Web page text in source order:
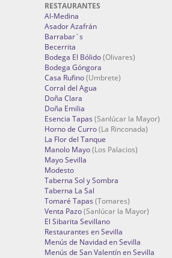
RESTAURANTES
Al-Medina
Asador Azafrán
Barrabar´s
Becerrita
Bodega El Bólido(Olivares)
Bodega Góngora
Casa Rufino(Umbrete)
Corral del Agua
Doña Clara
Doña Emilia
Esencia Tapas (Sanlúcar la Mayor)
Horno de Curro(La Rinconada)
La Flor del Tanque
Manolo Mayo(Los Palacios)
Mayo Sevilla
Modesto
Taberna Sol y Sombra
Taberna La Sal
Tomaré Tapas (Tomares)
Venta Pazo(Sanlúcar la Mayor)
El Sibarita Sevillano
Restaurantes en Sevilla
Menús de Navidad en Sevilla
Menús de San Valentín en Sevilla